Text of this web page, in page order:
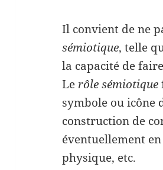
Il convient de ne
sémiotique, telle
la capacité de
Le rôle sémiotique
symbole ou icône
construction de
éventuellement
physique, etc.